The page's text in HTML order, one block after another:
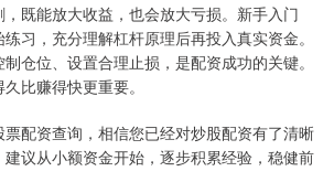
既能放大收益，也会放大亏损。新手入门
习，充分理解杠杆原理后再投入真实资金。
仓位、设置合理止损，是配资成功的关键。
比赚得快更重要。
配资查询，相信您已经对炒股配资有了清晰
议从小额资金开始，逐步积累经验，稳健前